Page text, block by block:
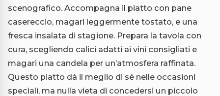
scenografico. Accompagna il piatto con pane
casereccio, magari leggermente tostato, e una
fresca insalata di stagione. Prepara la tavola con
cura, scegliendo calici adatti ai vini consigliati e
magari una candela per un’atmosfera raffinata.
Questo piatto dà il meglio di sé nelle occasioni
speciali, ma nulla vieta di concedersi un piccolo